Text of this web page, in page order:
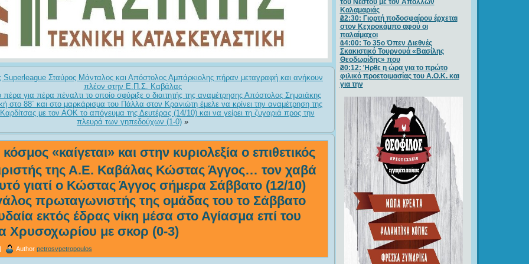
Superleague Σταύρος Μάνταλος και Απόστολος Αμπάρκιολης πήραν μεταγραφή και ανήκουν
πλέον στην Ε.Π.Σ. Καβάλας
για πέρα πέναλτι το οποίο σφύριξε ο διαιτητής της αναμέτρησης Απόστολος Σημαιάκης
στο 88΄ και στο μαρκάρισμα του Πάλλα στον Κρανιώτη έμελε να κρίνει την αναμέτρηση της
με τον ΑΟΚ το απόγευμα της Δευτέρας (14/10) και να γείρει τη ζυγαριά προς την
πλευρά των γηπεδούχων (1-0) »
«καίγεται» και στην κυριολεξία ο επιθετικός
της Α.Ε. Καβάλας Κώστας Άγγος… τον χαβά
γιατί ο Κώστας Άγγος σήμερα Σάββατο (12/10)
πρωταγωνιστής της ομάδας του το Σάββατο
εκτός έδρας νίκη μέσα στο Αγίασμα επί του
Χρυσοχωρίου με σκορ (0-3)
Author petrosvpetropoulos
του Νέστου με τον Απόλλων
Καλαμαριάς
22:30: Γιορτή ποδοσφαίρου έρχεται
στον Κεχροκάμπο αφού οι
παλαίμαχοι
14:00: Το 35ο Όπεν Διεθνές
Σκακιστικό Τουρνουά «Βασίλης
Θεοδωρίδης» που
20:12: Ήρθε η ώρα για το πρώτο
φιλικό προετοιμασίας του Α.Ο.Κ. και
για την